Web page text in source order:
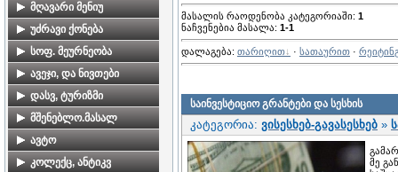
მღავარი მენიუ
მთავარი გვერდი
ფორუმი
ძებნა საიტზე
უძრავი ქონება
ბინები თბილისში
კარკასები, ახალი
მშენებლობები
კერძო სახლები
თბილისში
მიწის ნაკვეთები
თბილისში
სოფ. მეურნეობა
ალკოჰოლური სასმელები
მზა პროდუქტები
მებაღეობა
მეცხოველეობა
მეფუტკრეობა
ავეჯი, და ნივთები
ავეჯი
დამზადება-რესტავრაცია
საოჯახო ნივთებია
დასვ, ტურიზმი
ბინების გაქირავება
საზღვაო კურორტებზე
ბინების გაქირავება სამთო
კურორტებზე
მშენებლო.მასალ
მშენებლობა,
მომსახურეობა
ავტო
ავტომობილები
კოლექც, ანტიკვ
მასალის რაოდენობა კატეგორიაში: 1
ნაჩვენებია მასალა: 1-1
დალაგება: თარიღით · სათაურით ·
საინვესტიციო გრანტები და სესხის
კატეგორია: ვისესხებ-გავასესხებ »
მე